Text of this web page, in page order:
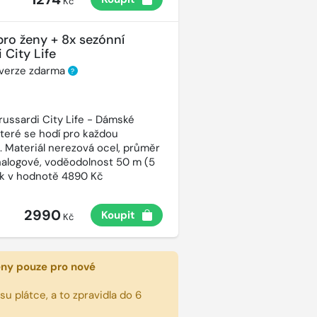
ženy + 8x sezónní
City Life
zdarma ?
City Life - Dámské
se hodí pro každou
Materiál nerezová ocel, průměr
voděodolnost 50 m (5
v hodnotě 4890 Kč
2990Kč Koupit
pouze pro nové
plátce, a to zpravidla do 6